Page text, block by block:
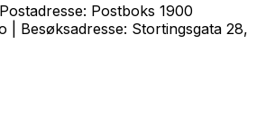
| Postadresse: Postboks 1900
| Besøksadresse: Stortingsgata 28,